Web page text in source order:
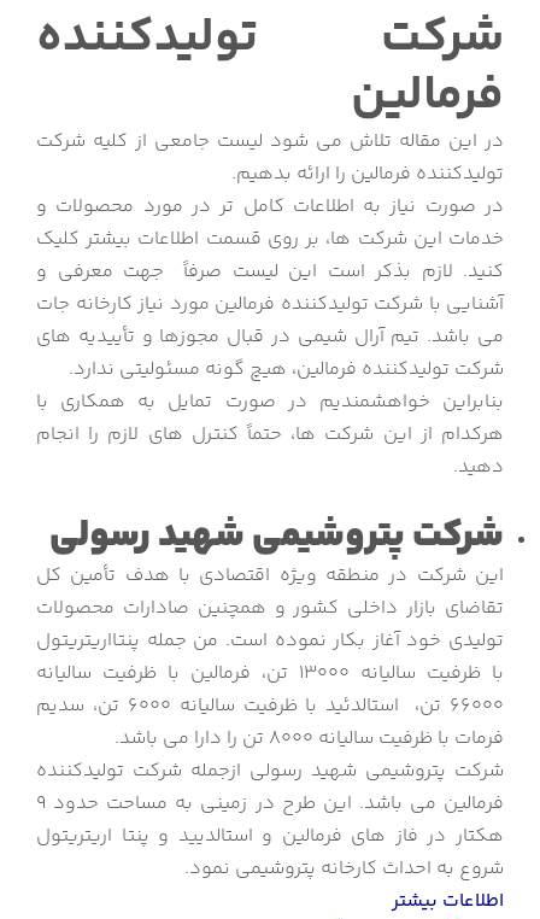
شرکت تولیدکننده
فرمالین
در این مقاله تلاش می شود لیست جامعی از کلیه شرکت
تولیدکننده فرمالین را ارائه بدهیم.
در صورت نیاز به اطلاعات کامل تر در مورد محصولات و
خدمات این شرکت ها، بر روی قسمت اطلاعات بیشتر کلیک
کنید. لازم بذکر است این لیست صرفاً جهت معرفی و
آشنایی با شرکت تولیدکننده فرمالین مورد نیاز کارخانه جات
می باشد. تیم آرال شیمی در قبال مجوزها و تأییدیه های
شرکت تولیدکننده فرمالین، هیچ گونه مسئولیتی ندارد.
بنابراین خواهشمندیم در صورت تمایل به همکاری با
هرکدام از این شرکت ها، حتماً کنترل های لازم را انجام
دهید.
شرکت پتروشیمی شهید رسولی
این شرکت در منطقه ویژه اقتصادی با هدف تأمین کل
تقاضای بازار داخلی کشور و همچنین صادارات محصولات
تولیدی خود آغاز بکار نموده است. من جمله پنتااریتریتول
با ظرفیت سالیانه 13000 تن، فرمالین با ظرفیت سالیانه
66000 تن، استالدئید با ظرفیت سالیانه 6000 تن، سدیم
فرمات با ظرفیت سالیانه 8000 تن را دارا می باشد.
شرکت پتروشیمی شهید رسولی ازجمله شرکت تولیدکننده
فرمالین می باشد. این طرح در زمینی به مساحت حدود 9
هکتار در فاز های فرمالین و استالدیید و پنتا اریتریتول
شروع به احداث کارخانه پتروشیمی نمود.
اطلاعات بیشتر